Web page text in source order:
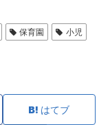
保育園
小児
はてブ